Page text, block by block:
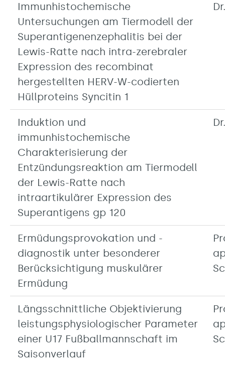
Immunhistochemische
Untersuchungen am Tiermodell der
Superantigenenzephalitis bei der
Lewis-Ratte nach intra-zerebraler
Expression des recombinat
hergestellten HERV-W-codierten
Hüllproteins Syncitin 1
Induktion und
immunhistochemische
Charakterisierung der
Entzündungsreaktion am Tiermodell
der Lewis-Ratte nach
intraartikulärer Expression des
Superantigens gp 120
Ermüdungsprovokation und -
diagnostik unter besonderer
Berücksichtigung muskulärer
Ermüdung
Längsschnittliche Objektivierung
leistungsphysiologischer Parameter
einer U17 Fußballmannschaft im
Saisonverlauf